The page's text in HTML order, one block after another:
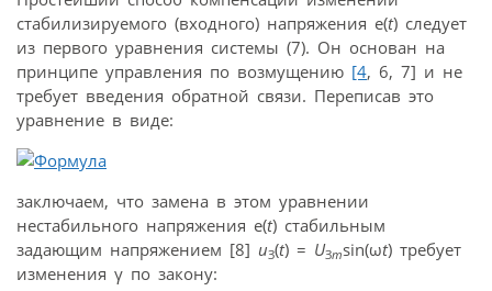
стабилизируемого (входного) напряжения e(t) следует
из первого уравнения системы (7). Он основан на
принципе управления по возмущению [4, 6, 7] и не
требует введения обратной связи. Переписав это
уравнение в виде:
заключаем, что замена в этом уравнении
нестабильного напряжения e(t) стабильным
задающим напряжением [8] uЗ(t) = UЗmsin(ωt) требует
изменения γ по закону: